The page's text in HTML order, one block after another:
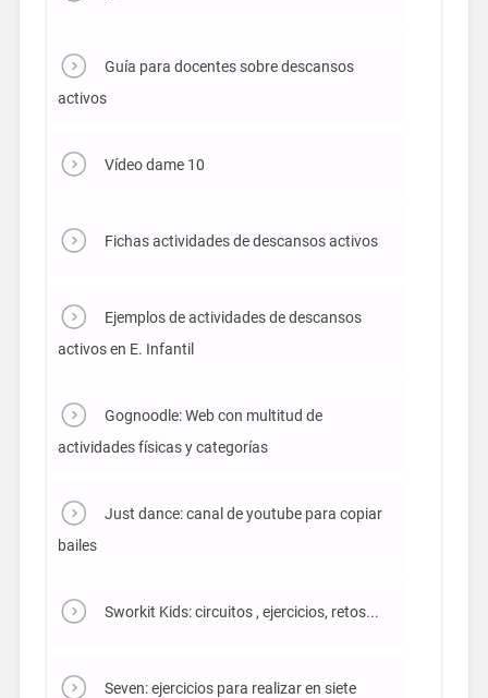
Guía para docentes sobre descansos
activos
Vídeo dame 10
Fichas actividades de descansos activos
Ejemplos de actividades de descansos
activos en E. Infantil
Gognoodle: Web con multitud de
actividades físicas y categorías
Just dance: canal de youtube para copiar
bailes
Sworkit Kids: circuitos , ejercicios, retos...
Seven: ejercicios para realizar en siete